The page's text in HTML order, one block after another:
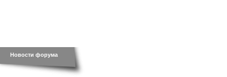
Новости форума